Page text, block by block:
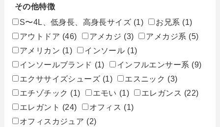
その他特徴
S〜4L、低身長、高身長サイズ (1) お兄系 (1)
アウトドア (46) アメカジ (3) アメカジ系 (5)
アメリカン (1) インソール (1)
インソールブランド (1) インフルエンサー系 (9)
エクササイズシューズ (1) エスニック (3)
エチゾチック (1) エモい (1) エレガンス (22)
エレガント (24) オフィス (1)
オフィスカジュア (2)